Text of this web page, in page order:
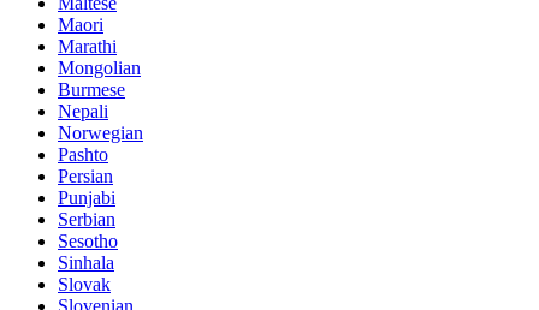
Maori
Marathi
Mongolian
Burmese
Nepali
Norwegian
Pashto
Persian
Punjabi
Serbian
Sesotho
Sinhala
Slovak